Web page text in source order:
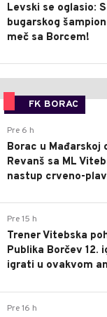
Levski se oglasio:
bugarskog
meč sa Borcem!
FK BORAC
Pre 6 h
Borac u Mađarskoj
Revanš sa ML
nastup crveno-
Pre 15 h
Trener Vitebska
Publika Borčev 12.
igrati u ovakvom
Pre 16 h